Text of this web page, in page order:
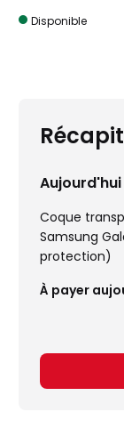
Disponible
Aujourd'hui
Coque
Samsung
protection)
À payer